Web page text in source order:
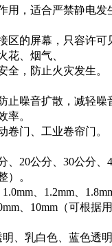
用，适合严禁静电发
区的屏幕，只容许可
花、烟气、
全，防止火灾发生。
止噪音扩散，减轻噪
率。
卷门、工业卷帘门。
20公分、30公分、
）。
、1.2mm、
、10mm（可根据
、乳白色、蓝色透明